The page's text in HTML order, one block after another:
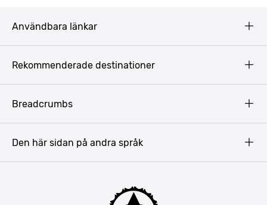
Användbara länkar
Rekommenderade destinationer
Breadcrumbs
Den här sidan på andra språk